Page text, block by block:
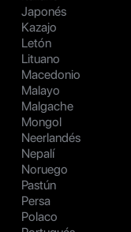
Japonés
Kazajo
Letón
Lituano
Macedonio
Malayo
Malgache
Mongol
Neerlandés
Nepalí
Noruego
Pastún
Persa
Polaco